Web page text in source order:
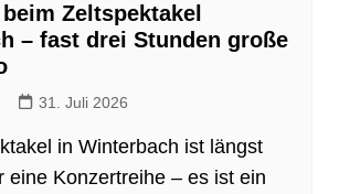
Zeltspektakel
– fast drei Stunden große
31. Juli 2026
in Winterbach ist längst
eine Konzertreihe – es ist ein